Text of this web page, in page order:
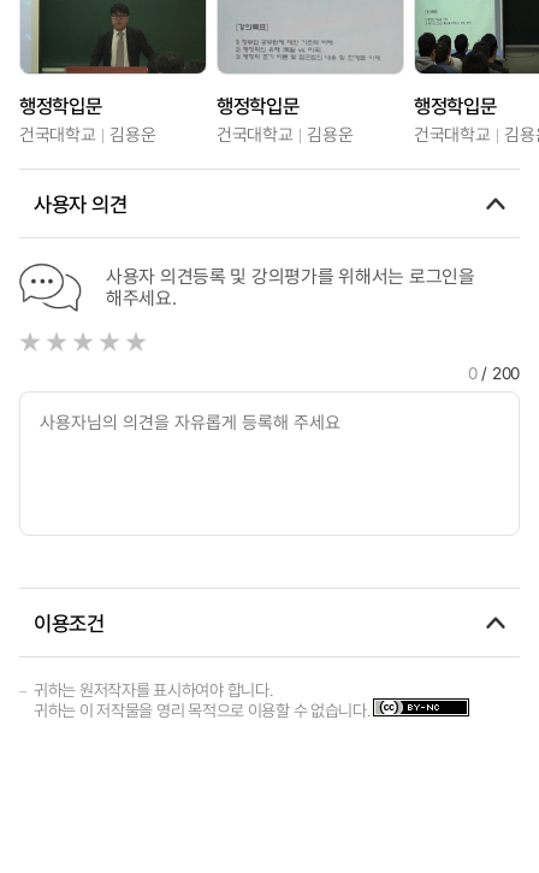
행정학입문
건국대학교 김용운
행정학입문
건국대학교 김용운
행정학입문
건국대학교 김
사용자 의견
사용자 의견등록 및 강의평가를 위해서는 로그인을
해주세요.
0/ 200
이용조건
귀하는 원저작자를 표시하여야 합니다.
귀하는 이 저작물을 영리 목적으로 이용할 수 없습니다.